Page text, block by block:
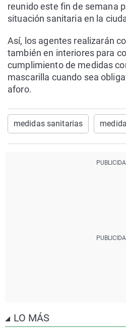
reunido este fin de semana
situación sanitaria en la
Así, los agentes realizarán
también en interiores para
cumplimiento de medidas
mascarilla cuando sea
aforo.
medidas sanitarias
LO MÁS